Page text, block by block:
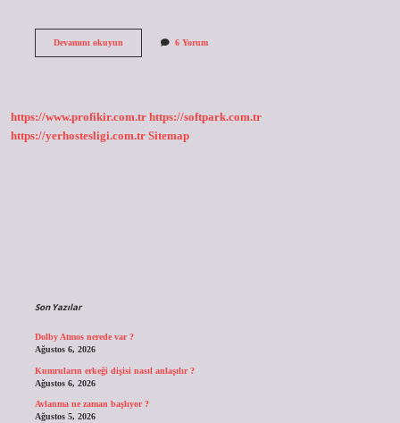
Devamını okuyunSamba
6 Yorum
https://www.profikir.com.tr https://softpark.com.tr
https://yerhostesligi.com.tr Sitemap
Son Yazılar
Dolby Atmos nerede var ?
Ağustos 6, 2026
Kumruların erkeği dişisi nasıl anlaşılır ?
Ağustos 6, 2026
Avlanma ne zaman başlıyor ?
Ağustos 5, 2026